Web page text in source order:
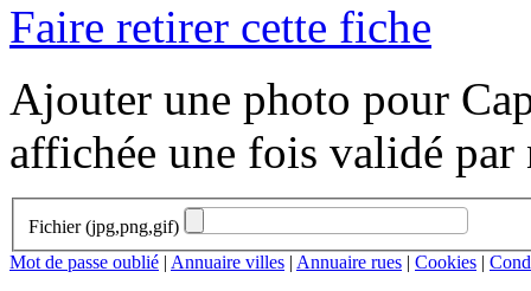
Faire retirer cette fiche
Ajouter une photo pour
affichée une fois validé par
Fichier (jpg,png,gif)
Mot de passe oublié | Annuaire villes | Annuaire rues | Cookies |